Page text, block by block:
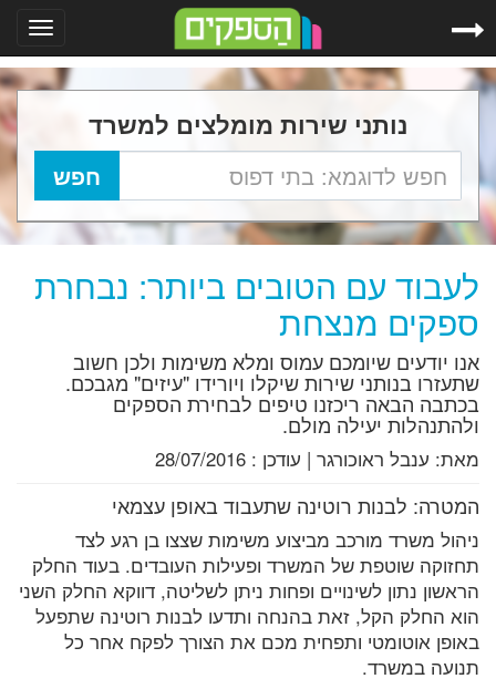
נותני שירות מומלצים למשרד
לעבוד עם הטובים ביותר: נבחרת
ספקים מנצחת
אנו יודעים שיומכם עמוס ומלא משימות ולכן חשוב
שתעזרו בנותני שירות שיקלו ויורידו "עיזים" מגבכם.
בכתבה הבאה ריכזנו טיפים לבחירת הספקים
ולהתנהלות יעילה מולם.
מאת: ענבל ראוכורגר | עודכן : 28/07/2016
המטרה: לבנות רוטינה שתעבוד באופן עצמאי
ניהול משרד מורכב מביצוע משימות שצצו בן רגע לצד
תחזוקה שוטפת של המשרד ופעילות העובדים. בעוד החלק
הראשון נתון לשינויים ופחות ניתן לשליטה, דווקא החלק השני
הוא החלק הקל, זאת בהנחה ותדעו לבנות רוטינה שתפעל
באופן אוטומטי ותפחית מכם את הצורך לפקח אחר כל
תנועה במשרד.